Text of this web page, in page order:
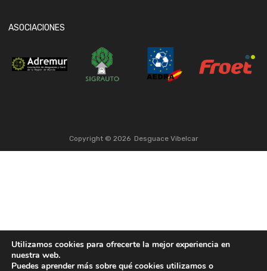
ASOCIACIONES
Copyright © 2026 Desguace Vibelcar
Utilizamos cookies para ofrecerte la mejor experiencia en
nuestra web.
Puedes aprender más sobre qué cookies utilizamos o